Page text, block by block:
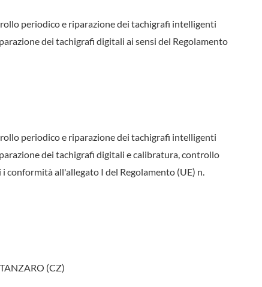
periodico e riparazione dei tachigrafi intelligenti
dei tachigrafi digitali ai sensi del Regolamento
periodico e riparazione dei tachigrafi intelligenti
dei tachigrafi digitali e calibratura, controllo
conformità all'allegato I del Regolamento (UE) n.
(CZ)